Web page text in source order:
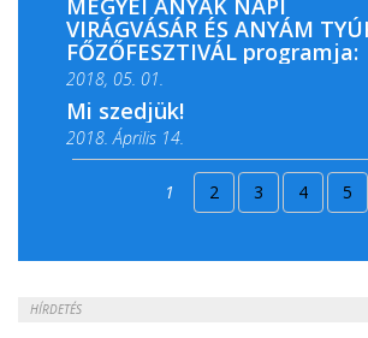
MEGYEI ANYÁK NAPI
VIRÁGVÁSÁR ÉS ANYÁM
FŐZŐFESZTIVÁL programja:
2018, 05. 01.
Mi szedjük!
2018. Április 14.
2018. Április 15.
1 2 3 4 5
HÍRDETÉS